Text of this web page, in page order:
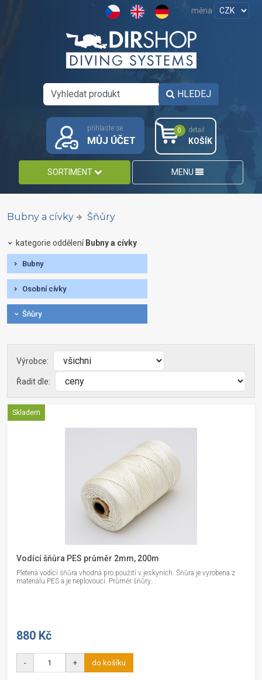
měna
HLEDEJ
přihlaste se
MŮJ ÚČET
0 detail
KOŠÍK
SORTIMENT MENU
Bubny a cívky Šňůry
kategorie oddělení Bubny a cívky
Bubny
Osobní cívky
Šňůry
Výrobce:
Řadit dle:
Skladem
Vodící šňůra PES průměr 2mm, 200m
Pletená vodící šňůra vhodná pro použití v jeskyních. Šňůra je vyrobena z
materiálu PES a je neplovoucí. Průměr šňůry...
880 Kč
- + do košíku